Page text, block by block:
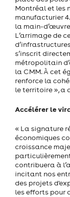
Montréal et les
manufacturier
la main-
L’arrimage de
s’inscrit
métropolitain
la CMM. À cet
renforce la
le territoire », a
Accélérer le
« La signature
économiques
croissance
contribuera à
incitant nos
des projets
les efforts pour